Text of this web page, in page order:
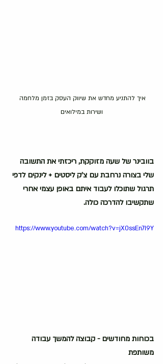
איך להתניע מחדש את שיווק העסק בזמן מלחמה
ושירות במילואים
בוובינר של שעה מזוקקת, ריכזתי את התשובה
שלי בצורה נרחבת עם צ'ק ליסטים + לינקים לדפי
תרגול שתוכלו לעבוד איתם באופן עצמי אחרי
שתקשיבו להדרכה כולה.
https://www.youtube.com/watch?v=jX0ssEn7I9Y
בכוחות מחודשים - קבוצה להמשך עבודה
משותפת